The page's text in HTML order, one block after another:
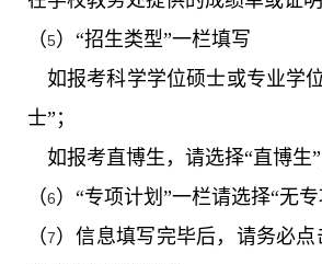
（5）“招生类型”一栏填写
如报考科学学位硕士或专业学
士”；
如报考直博生，请选择“直博生”
（6）“专项计划”一栏请选择“无专
（7）信息填写完毕后，请务必点